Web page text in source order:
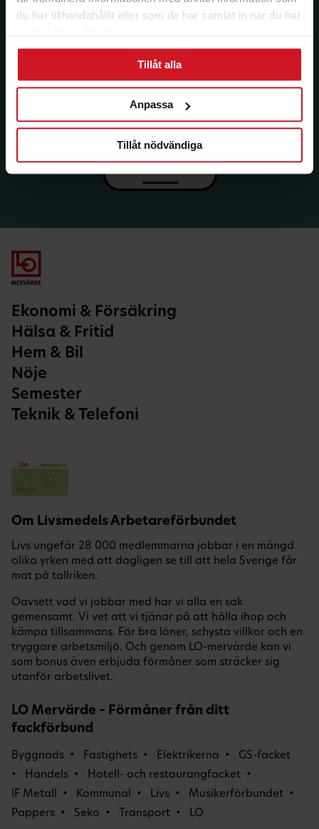
du har tillhandahållit eller som de har samlat in när du har
Tillåt alla
Anpassa
Tillåt nödvändiga
Ekonomi & Försäkring
Hälsa & Fritid
Hem & Bil
Nöje
Semester
Teknik & Telefoni
Om Livsmedels Arbetareförbundet
Livs ungefär 28 000 medlemmarna jobbar i en mängd
olika yrken med att dagligen se till att hela Sverige får
mat på tallriken.
Oavsett vad vi jobbar med har vi alla en sak
gemensamt. Vi vet att vi tjänar på att hålla ihop och
kämpa tillsammans. För bra löner, schysta villkor och en
tryggare arbetsmiljö. Och genom LO-mervärde kan vi
som bonus även erbjuda förmåner som sträcker sig
utanför arbetslivet.
LO Mervärde – Förmåner från ditt
fackförbund
Byggnads Fastighets Elektrikerna
GS-facket
Handels
Hotell- och restaurangfacket
IF Metall
Kommunal Livs
Musikerförbundet
Pappers
Seko Transport LO